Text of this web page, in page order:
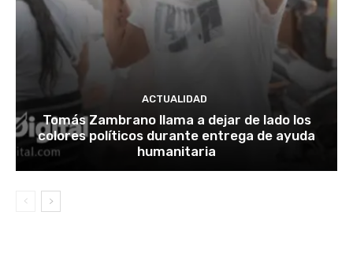
ACTUALIDAD
Tomás Zambrano llama a dejar de lado los
colores políticos durante entrega de ayuda
humanitaria